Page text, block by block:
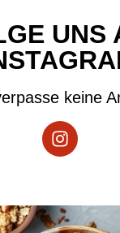
UNS
keine